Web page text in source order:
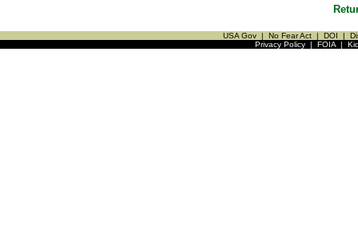
USA Gov | No Fear Act | DOI |
Privacy Policy| FOIA|